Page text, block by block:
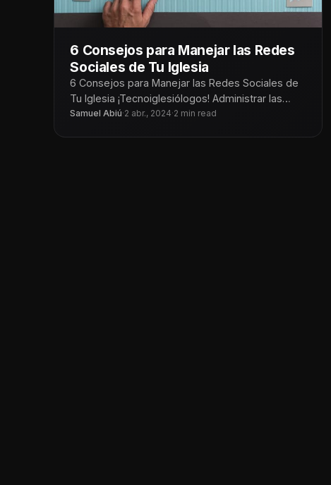
6 Consejos para Manejar las Redes
Sociales de Tu Iglesia
6 Consejos para Manejar las Redes Sociales de
Tu Iglesia ¡Tecnoiglesiólogos! Administrar las
redes sociales de una iglesia puede ser
Samuel Abiú·2 abr., 2024·2 min read